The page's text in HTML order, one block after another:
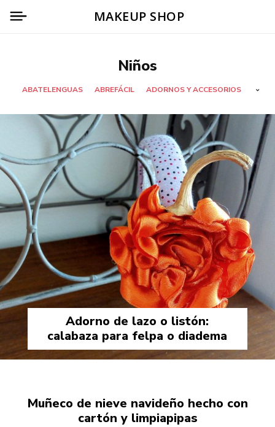
MAKEUP SHOP
Niños
ABATELENGUAS ABREFÁCIL ADORNOS Y ACCESORIOS
Adorno de lazo o listón:
calabaza para felpa o diadema
Muñeco de nieve navideño hecho con
cartón y limpiapipas